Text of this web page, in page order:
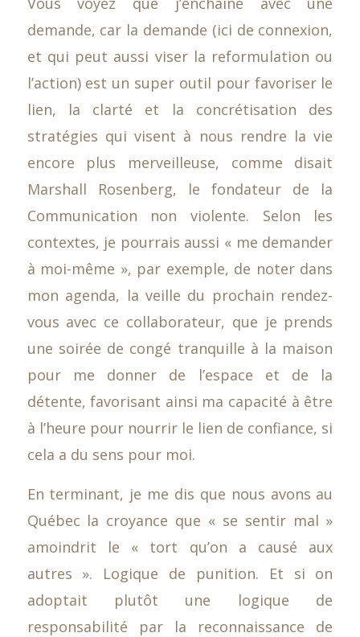
demande, car la demande (ici de connexion,
et qui peut aussi viser la reformulation ou
l’action) est un super outil pour favoriser le
lien, la clarté et la concrétisation des
stratégies qui visent à nous rendre la vie
encore plus merveilleuse, comme disait
Marshall Rosenberg, le fondateur de la
Communication non violente. Selon les
contextes, je pourrais aussi « me demander
à moi-même », par exemple, de noter dans
mon agenda, la veille du prochain rendez-
vous avec ce collaborateur, que je prends
une soirée de congé tranquille à la maison
pour me donner de l’espace et de la
détente, favorisant ainsi ma capacité à être
à l’heure pour nourrir le lien de confiance, si
cela a du sens pour moi.
En terminant, je me dis que nous avons au
Québec la croyance que « se sentir mal »
amoindrit le « tort qu’on a causé aux
autres ». Logique de punition. Et si on
adoptait plutôt une logique de
responsabilité par la reconnaissance de